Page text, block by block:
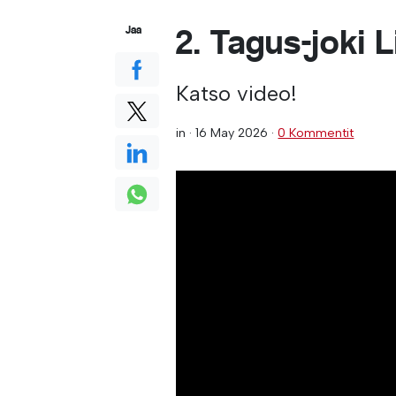
2. Tagus-joki
Katso video!
in ·16 May 2026 ·0 Kommentit
Jaa